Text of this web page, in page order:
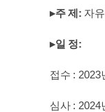
▸주 제 : 자
▸일 정:
접수 : 2023
심사 : 2024